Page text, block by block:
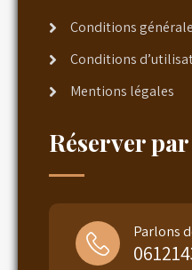
Conditions
Conditions
Mentions légales
Réserver
Parlons